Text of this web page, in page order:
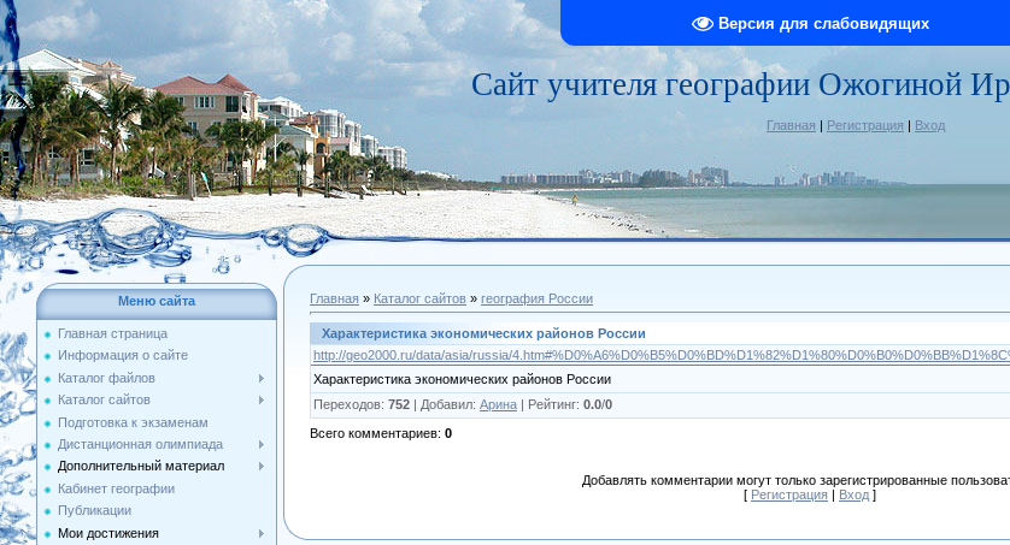
Версия для слабовидящих
Сайт учителя географии Ожогиной
Главная | Регистрация | Вход
Меню сайта
Главная страница
Информация о сайте
Каталог файлов
Каталог сайтов
Подготовка к экзаменам
Дистанционная олимпиада
Дополнительный материал
Кабинет географии
Публикации
Мои достижения
Главная » Каталог сайтов » география России
Характеристика экономических районов России
http://geo2000.ru/data/asia/russia/
Характеристика экономических районов России
Переходов: 752 | Добавил: Арина | Рейтинг: 0.0/0
Всего комментариев: 0
Добавлять комментарии могут только зарегистрированные
[ Регистрация | Вход ]